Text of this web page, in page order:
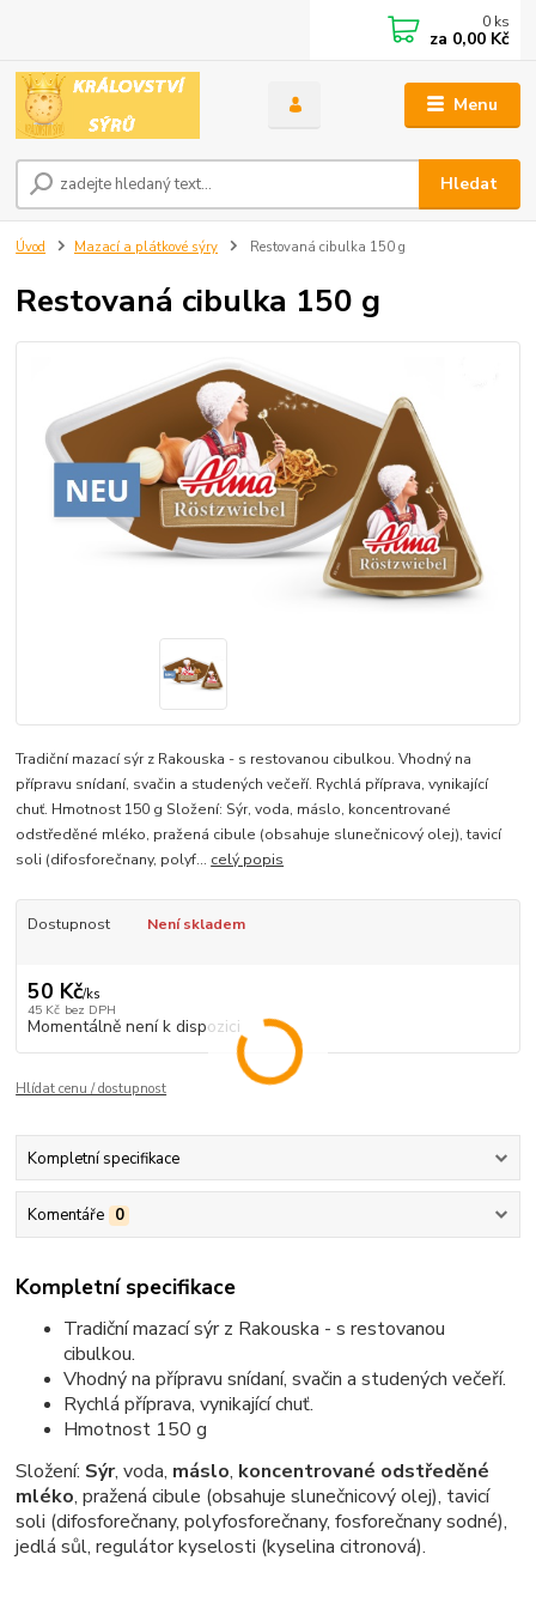
Menu
Hledat
0 ks
za 0,00 Kč
Úvod Mazací a plátkové sýry Restovaná cibulka 150 g
Restovaná cibulka 150 g
Tradiční mazací sýr z Rakouska - s restovanou cibulkou. Vhodný na
přípravu snídaní, svačin a studených večeří. Rychlá příprava, vynikající
chuť. Hmotnost 150 g Složení: Sýr, voda, máslo, koncentrované
odstředěné mléko, pražená cibule (obsahuje slunečnicový olej), tavicí
soli (difosforečnany, polyf... celý popis
Dostupnost Není skladem
50 Kč/ks
45 Kč bez DPH
Momentálně není k dispozici
Hlídat cenu / dostupnost
Kompletní specifikace
Komentáře 0
Kompletní specifikace
Tradiční mazací sýr z Rakouska - s restovanou
cibulkou.
Vhodný na přípravu snídaní, svačin a studených večeří.
Rychlá příprava, vynikající chuť.
Hmotnost 150 g
Složení: Sýr, voda, máslo, koncentrované odstředěné
mléko, pražená cibule (obsahuje slunečnicový olej), tavicí
soli (difosforečnany, polyfosforečnany, fosforečnany sodné),
jedlá sůl, regulátor kyselosti (kyselina citronová).